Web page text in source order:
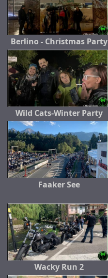
Berlino - Christmas Party
Wild Cats-Winter Party
Faaker See
Wacky Run 2